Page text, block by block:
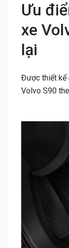
Ưu
xe
lại
Được thiết kế
Volvo S90